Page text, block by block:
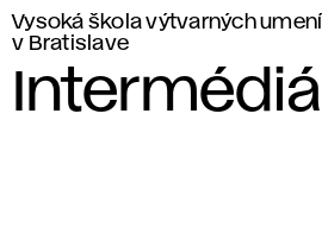
Vysoká škola výtvarných umení
v Bratislave
Intermédiá